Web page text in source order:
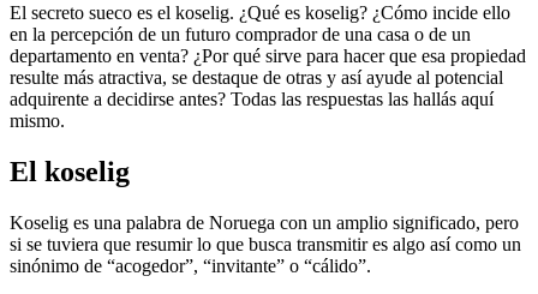
El secreto sueco es el koselig. ¿Qué es koselig? ¿Cómo incide ello
en la percepción de un futuro comprador de una casa o de un
departamento en venta? ¿Por qué sirve para hacer que esa propiedad
resulte más atractiva, se destaque de otras y así ayude al potencial
adquirente a decidirse antes? Todas las respuestas las hallás aquí
mismo.
El koselig
Koselig es una palabra de Noruega con un amplio significado, pero
si se tuviera que resumir lo que busca transmitir es algo así como un
sinónimo de “acogedor”, “invitante” o “cálido”.